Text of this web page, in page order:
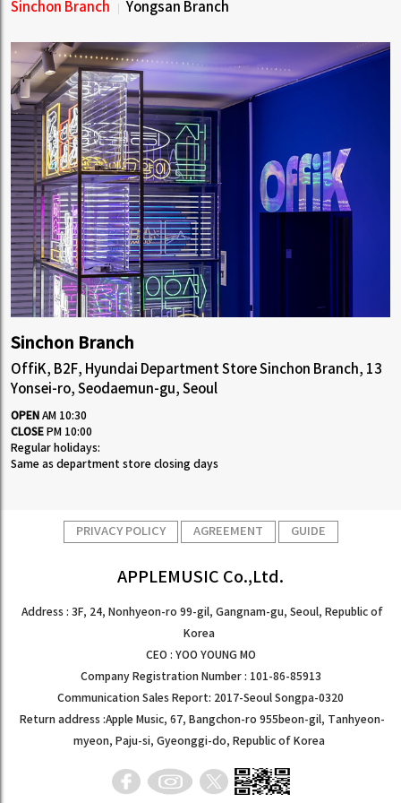
Sinchon Branch Yongsan Branch
Sinchon Branch
OffiK, B2F, Hyundai Department Store Sinchon Branch, 13
Yonsei-ro, Seodaemun-gu, Seoul
OPEN AM 10:30
CLOSE PM 10:00
Regular holidays:
Same as department store closing days
PRIVACY POLICY AGREEMENT GUIDE
APPLEMUSIC Co.,Ltd.
Address : 3F, 24, Nonhyeon-ro 99-gil, Gangnam-gu, Seoul, Republic of
Korea
CEO : YOO YOUNG MO
Company Registration Number : 101-86-85913
Communication Sales Report: 2017-Seoul Songpa-0320
Return address :Apple Music, 67, Bangchon-ro 955beon-gil, Tanhyeon-
myeon, Paju-si, Gyeonggi-do, Republic of Korea